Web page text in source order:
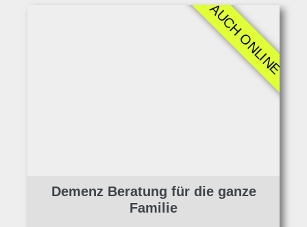
Demenz Beratung für die ganze
Familie
AUCH ONLINE